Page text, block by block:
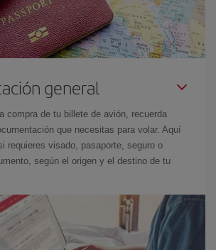
general
compra de tu billete de avión, recuerda
que necesitas para volar. Aquí
requieres visado, pasaporte, seguro o
según el origen y el destino de tu